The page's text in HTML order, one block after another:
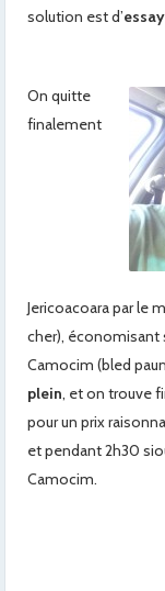
solution est d’
On quitte
finalement
Jericoacoara par le
cher), économisant
Camocim (bled
plein, et on trouve
pour un prix
et pendant 2h30
Camocim.